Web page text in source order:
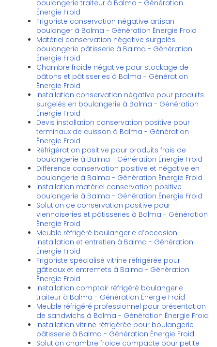
boulangerie traiteur à Balma - Génération
Énergie Froid
Frigoriste conservation négative artisan
boulanger à Balma - Génération Énergie Froid
Matériel conservation négative surgelés
boulangerie pâtisserie à Balma - Génération
Énergie Froid
Chambre froide négative pour stockage de
pâtons et pâtisseries à Balma - Génération
Énergie Froid
Installation conservation négative pour produits
surgelés en boulangerie à Balma - Génération
Énergie Froid
Devis installation conservation positive pour
terminaux de cuisson à Balma - Génération
Énergie Froid
Réfrigération positive pour produits frais de
boulangerie à Balma - Génération Énergie Froid
Différence conservation positive et négative en
boulangerie à Balma - Génération Énergie Froid
Installation matériel conservation positive
boulangerie à Balma - Génération Énergie Froid
Solution de conservation positive pour
viennoiseries et pâtisseries à Balma - Génération
Énergie Froid
Meuble réfrigéré boulangerie d’occasion
installation et entretien à Balma - Génération
Énergie Froid
Frigoriste spécialisé vitrine réfrigérée pour
gâteaux et entremets à Balma - Génération
Énergie Froid
Installation comptoir réfrigéré boulangerie
traiteur à Balma - Génération Énergie Froid
Meuble réfrigéré professionnel pour présentation
de sandwichs à Balma - Génération Énergie Froid
Installation vitrine réfrigérée pour boulangerie
pâtisserie à Balma - Génération Énergie Froid
Solution chambre froide compacte pour petite